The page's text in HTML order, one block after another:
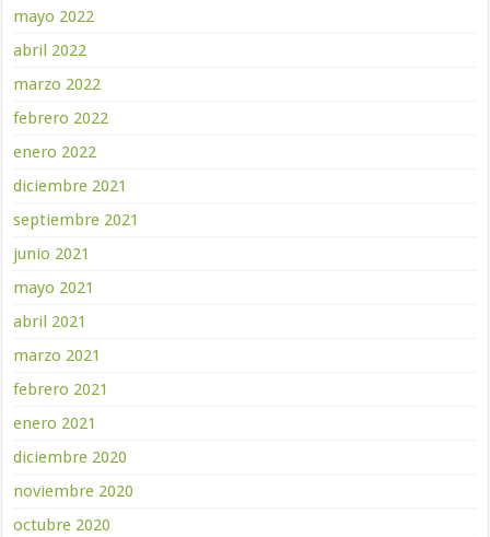
mayo 2022
abril 2022
marzo 2022
febrero 2022
enero 2022
diciembre 2021
septiembre 2021
junio 2021
mayo 2021
abril 2021
marzo 2021
febrero 2021
enero 2021
diciembre 2020
noviembre 2020
octubre 2020